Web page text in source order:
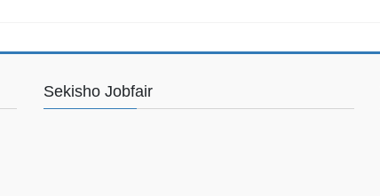
Sekisho Jobfair